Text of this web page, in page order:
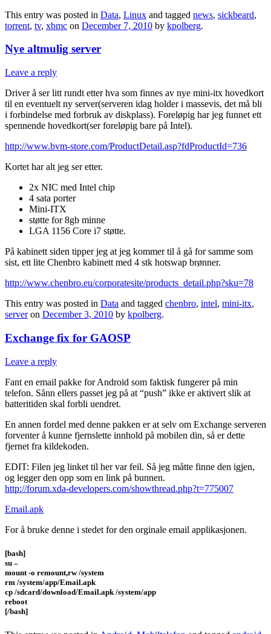
This entry was posted in Data, Linux and tagged news, sickbeard,
torrent, tv, xbmc on December 7, 2010 by kpolberg.
Nye altmulig server
Leave a reply
Driver å ser litt rundt etter hva som finnes av nye mini-itx hovedkort
til en eventuelt ny server(serveren idag holder i massevis, det må bli
i forbindelse med forbruk av diskplass). Foreløpig har jeg funnet ett
spennende hovedkort(ser foreløpig bare på Intel).
http://www.bvm-store.com/ProductDetail.asp?fdProductId=736
Kortet har alt jeg ser etter.
2x NIC med Intel chip
4 sata porter
Mini-ITX
støtte for 8gb minne
LGA 1156 Core i7 støtte.
På kabinett siden tipper jeg at jeg kommer til å gå for samme som
sist, ett lite Chenbro kabinett med 4 stk hotswap brønner.
http://www.chenbro.eu/corporatesite/products_detail.php?sku=78
This entry was posted in Data and tagged chenbro, intel, mini-itx,
serveron December 3, 2010 by kpolberg.
Exchange fix for GAOSP
Leave a reply
Fant en email pakke for Android som faktisk fungerer på min
telefon. Sånn ellers passet jeg på at “push” ikke er aktivert slik at
batteritiden skal forbli uendret.
En annen fordel med denne pakken er at selv om Exchange serveren
forventer å kunne fjernslette innhold på mobilen din, så er dette
fjernet fra kildekoden.
EDIT: Filen jeg linket til her var feil. Så jeg måtte finne den igjen,
og legger den opp som en link på bunnen.
http://forum.xda-developers.com/showthread.php?t=775007
Email.apk
For å bruke denne i stedet for den orginale email applikasjonen.
[bash]
su –
mount -o remount,rw /system
rm /system/app/Email.apk
cp /sdcard/download/Email.apk /system/app
reboot
[/bash]